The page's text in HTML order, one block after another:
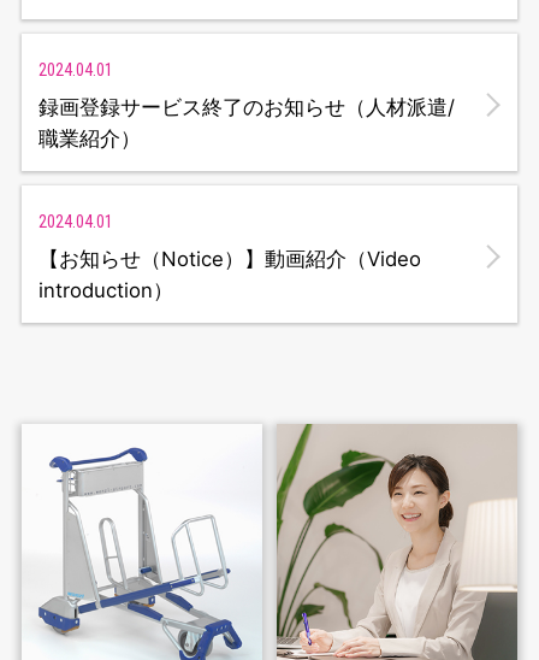
2024.04.01
録画登録サービス終了のお知らせ（人材派遣/
職業紹介）
2024.04.01
【お知らせ（Notice）】動画紹介（Video
introduction）